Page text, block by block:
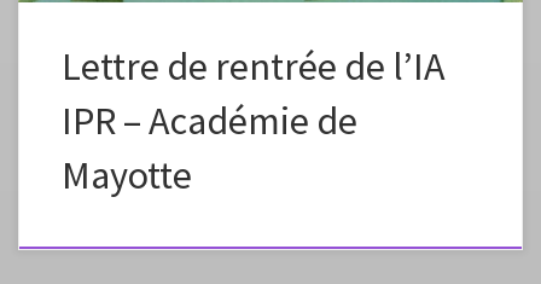
Lettre de rentrée de l’IA
IPR – Académie de
Mayotte